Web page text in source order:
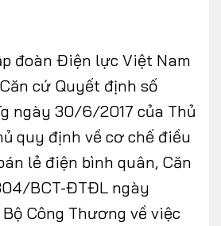
đoàn Điện lực Việt Nam
cứ Quyết định số
ngày 30/6/2017 của Thủ
quy định về cơ chế điều
lẻ điện bình quân, Căn
BCT-ĐTĐL ngày
Công Thương về việc